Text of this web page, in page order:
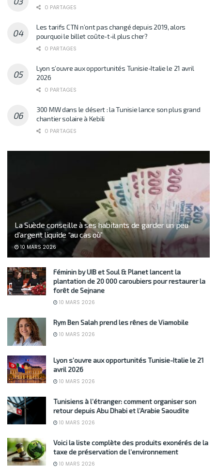
0 PARTAGES
Les tarifs CTN n’ont pas changé depuis 2019, alors
pourquoi le billet coûte-t-il plus cher?
0 PARTAGES
Lyon s’ouvre aux opportunités Tunisie-Italie le 21 avril
2026
0 PARTAGES
300 MW dans le désert : la Tunisie lance son plus grand
chantier solaire à Kebili
0 PARTAGES
La Suède conseille à ses habitants de garder un peu
d’argent liquide “au cas où”
10 MARS 2026
Féminin by UIB et Soul & Planet lancent la
plantation de 20 000 caroubiers pour restaurer la
forêt de Sejnane
10 MARS 2026
Rym Ben Salah prend les rênes de Viamobile
10 MARS 2026
Lyon s’ouvre aux opportunités Tunisie-Italie le 21
avril 2026
10 MARS 2026
Tunisiens à l’étranger: comment organiser son
retour depuis Abu Dhabi et l’Arabie Saoudite
10 MARS 2026
Voici la liste complète des produits exonérés de la
taxe de préservation de l’environnement
10 MARS 2026